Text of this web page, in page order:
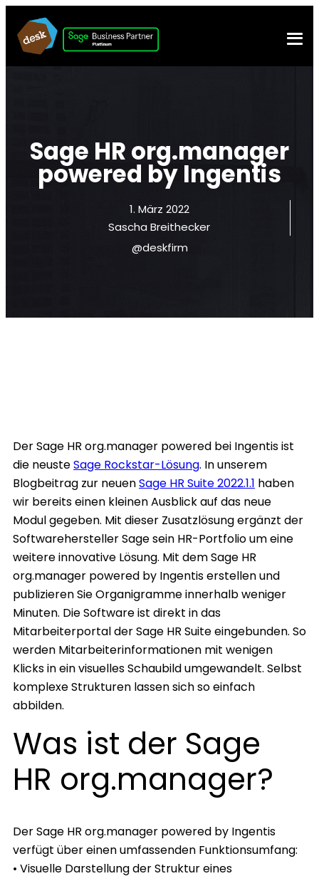
Sage HR org.manager
powered by Ingentis
1. März 2022
Sascha Breithecker
@deskfirm
Der Sage HR org.manager powered bei Ingentis ist
die neusteSage Rockstar-Lösung. In unserem
Blogbeitrag zur neuenSage HR Suite 2022.1.1 haben
wir bereits einen kleinen Ausblick auf das neue
Modul gegeben. Mit dieser Zusatzlösung ergänzt der
Softwarehersteller Sage sein HR-Portfolio um eine
weitere innovative Lösung. Mit dem Sage HR
org.manager powered by Ingentis erstellen und
publizieren Sie Organigramme innerhalb weniger
Minuten. Die Software ist direkt in das
Mitarbeiterportal der Sage HR Suite eingebunden. So
werden Mitarbeiterinformationen mit wenigen
Klicks in ein visuelles Schaubild umgewandelt. Selbst
komplexe Strukturen lassen sich so einfach
abbilden.
Was ist der Sage
HR org.manager?
Der Sage HR org.manager powered by Ingentis
verfügt über einen umfassenden Funktionsumfang:
• Visuelle Darstellung der Struktur eines